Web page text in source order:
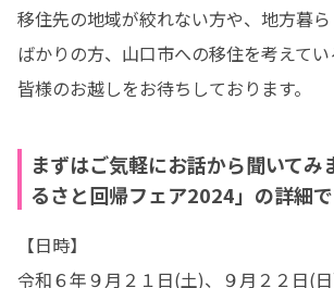
移住先の地域が絞れない方や、地方暮
ばかりの方、山口市への移住を考えて
皆様のお越しをお待ちしております。
まずはご気軽にお話から聞いてみ
るさと回帰フェア2024」の詳細
【日時】
令和６年９月２１日(土)、９月２２日(